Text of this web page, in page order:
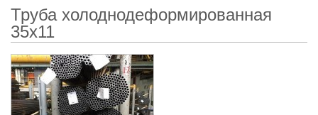
Труба холоднодеформированная
35х11